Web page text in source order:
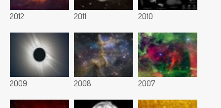
2012 2011 2010
2009 2008 2007